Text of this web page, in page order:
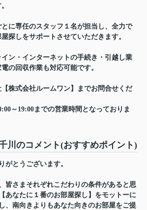
に専任のスタッフ１名が担当し、全力で
探しをサポートさせていただきます。
ン・インターネットの手続き・引越し業
の回収作業も対応可能です。
株式会社ルームワン】までお問合せくだ
～19:00までの営業時間となっておりま
川のコメント(おすすめポイント)
がとうございます。
皆さまそれぞれこだわりの条件があると思
あなたに１番のお部屋探し】をモットーに
、南向きよりもあなた向きのお部屋をご提